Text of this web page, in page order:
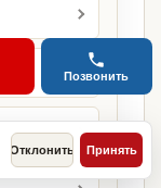
Отклонить Принять
Позвонить